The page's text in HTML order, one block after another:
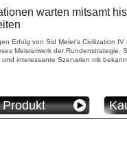
warten mitsamt
Erfolg von Sid Meier's Civilization
Meisterwerk der Rundenstrategie.
interessante Szenarien mit